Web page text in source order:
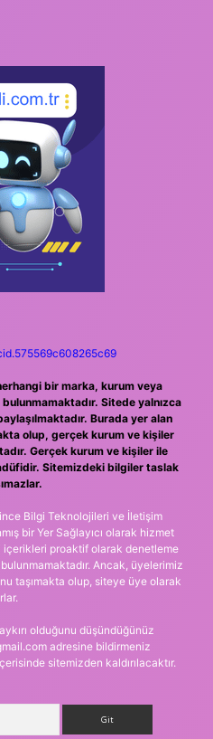
bir marka, kurum veya
Sitede yalnızca
Burada yer alan
olup, gerçek kurum ve kişiler
Gerçek kurum ve kişiler ile
Sitemizdeki bilgiler taslak
Bilgi Teknolojileri ve İletişim
bir Yer Sağlayıcı olarak hizmet
proaktif olarak denetleme
Ancak, üyelerimiz
taşımakta olup, siteye üye olarak
olduğunu düşündüğünüz
adresine bildirmeniz
sitemizden kaldırılacaktır.